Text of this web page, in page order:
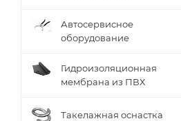
Автосервисное
оборудование
Гидроизоляционная
мембрана из ПВХ
Такелажная оснастка